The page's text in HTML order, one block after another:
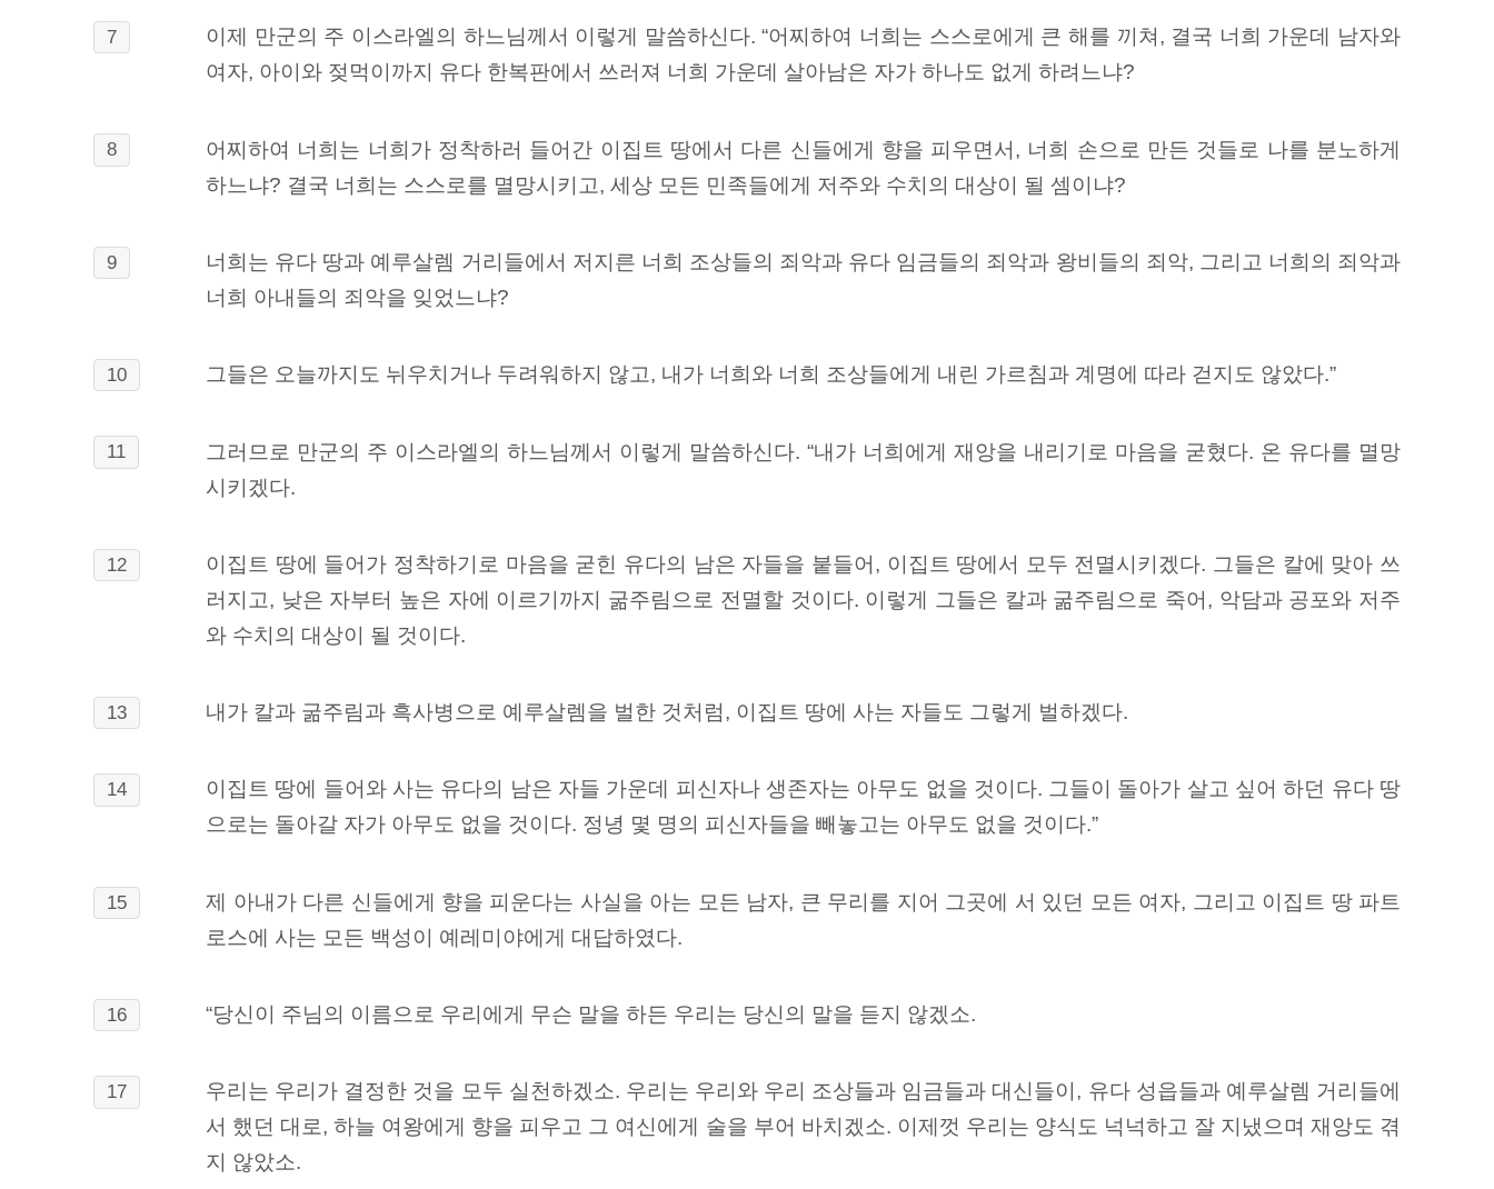
7
이제 만군의 주 이스라엘의 하느님께서 이렇게 말씀하신다. “어찌하여 너희는 스스로에게 큰 해를 끼쳐, 결국 너희 가운데 남자와
여자, 아이와 젖먹이까지 유다 한복판에서 쓰러져 너희 가운데 살아남은 자가 하나도 없게 하려느냐?
8 어찌하여 너희는 너희가 정착하러 들어간 이집트 땅에서 다른 신들에게 향을 피우면서, 너희 손으로 만든 것들로 나를 분노하게
하느냐? 결국 너희는 스스로를 멸망시키고, 세상 모든 민족들에게 저주와 수치의 대상이 될 셈이냐?
9
너희는 유다 땅과 예루살렘 거리들에서 저지른 너희 조상들의 죄악과 유다 임금들의 죄악과 왕비들의 죄악, 그리고 너희의 죄악과
너희 아내들의 죄악을 잊었느냐?
10 그들은 오늘까지도 뉘우치거나 두려워하지 않고, 내가 너희와 너희 조상들에게 내린 가르침과 계명에 따라 걷지도 않았다.”
11 그러므로 만군의 주 이스라엘의 하느님께서 이렇게 말씀하신다. “내가 너희에게 재앙을 내리기로 마음을 굳혔다. 온 유다를 멸망
시키겠다.
12
이집트 땅에 들어가 정착하기로 마음을 굳힌 유다의 남은 자들을 붙들어, 이집트 땅에서 모두 전멸시키겠다. 그들은 칼에 맞아 쓰
러지고, 낮은 자부터 높은 자에 이르기까지 굶주림으로 전멸할 것이다. 이렇게 그들은 칼과 굶주림으로 죽어, 악담과 공포와 저주
와 수치의 대상이 될 것이다.
13 내가 칼과 굶주림과 흑사병으로 예루살렘을 벌한 것처럼, 이집트 땅에 사는 자들도 그렇게 벌하겠다.
14
이집트 땅에 들어와 사는 유다의 남은 자들 가운데 피신자나 생존자는 아무도 없을 것이다. 그들이 돌아가 살고 싶어 하던 유다 땅
으로는 돌아갈 자가 아무도 없을 것이다. 정녕 몇 명의 피신자들을 빼놓고는 아무도 없을 것이다.”
15
제 아내가 다른 신들에게 향을 피운다는 사실을 아는 모든 남자, 큰 무리를 지어 그곳에 서 있던 모든 여자, 그리고 이집트 땅 파트
로스에 사는 모든 백성이 예레미야에게 대답하였다.
16 “당신이 주님의 이름으로 우리에게 무슨 말을 하든 우리는 당신의 말을 듣지 않겠소.
17 우리는 우리가 결정한 것을 모두 실천하겠소. 우리는 우리와 우리 조상들과 임금들과 대신들이, 유다 성읍들과 예루살렘 거리들에
서 했던 대로, 하늘 여왕에게
향을 피우고 그 여신에게 술을 부어 바치겠소. 이제껏 우리는 양식도 넉넉하고 잘 지냈으며 재앙도 겪
지 않았소.